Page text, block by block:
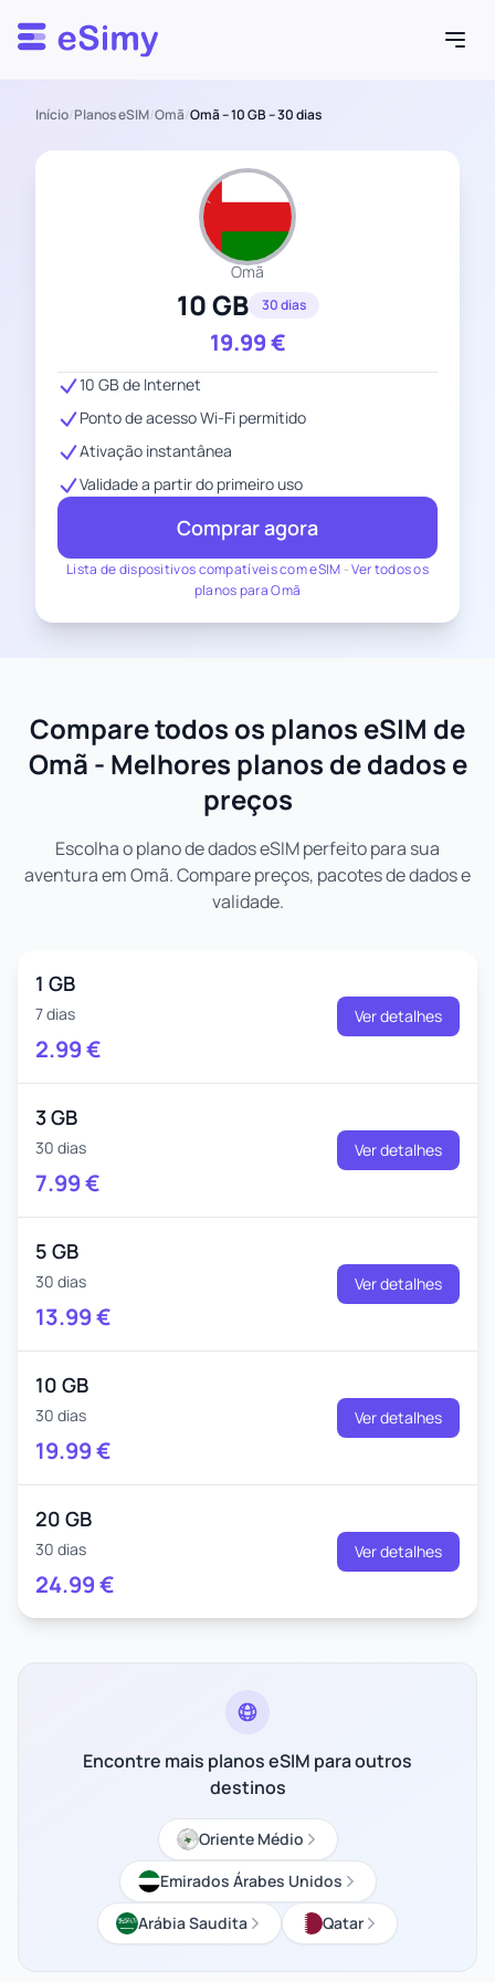
Esimy
Início/Planos eSIM/Omã/Omã – 10 GB – 30 dias
Omã
10 GB 30 dias
19.99€
Lista de dispositivos compatíveis com eSIM -Ver todos os
planos para Omã
10 GB de Internet
Ponto de acesso Wi-Fi permitido
Ativação instantânea
Validade a partir do primeiro uso
Comprar agora
Compare todos os planos eSIM de
Omã - Melhores planos de dados e
preços
Escolha o plano de dados eSIM perfeito para sua
aventura em Omã. Compare preços, pacotes de dados e
validade.
1 GB
7 dias
2.99€
Ver detalhes
3 GB
30 dias
7.99€
Ver detalhes
5 GB
30 dias
13.99€
Ver detalhes
10 GB
30 dias
19.99€
Ver detalhes
20 GB
30 dias
24.99€
Ver detalhes
Encontre mais planos eSIM para outros
destinos
Oriente Médio
Emirados Árabes Unidos
Arábia Saudita
Qatar